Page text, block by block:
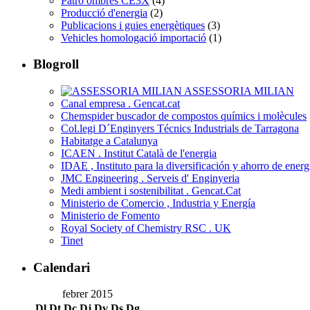
Producció d'energia (2)
Publicacions i guies energètiques (3)
Vehicles homologació importació (1)
Blogroll
ASSESSORIA MILIAN
Canal empresa . Gencat.cat
Chemspider buscador de compostos químics i molècules
Col.legi D´Enginyers Técnics Industrials de Tarragona
Habitatge a Catalunya
ICAEN . Institut Català de l'energia
IDAE , Instituto para la diversificación y ahorro de
JMC Engineering . Serveis d' Enginyeria
Medi ambient i sostenibilitat . Gencat.Cat
Ministerio de Comercio , Industria y Energía
Ministerio de Fomento
Royal Society of Chemistry RSC . UK
Tinet
Calendari
febrer 2015